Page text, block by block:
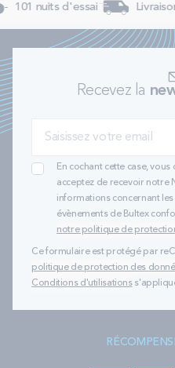
101 nuits d'essai
Recevez la
En cochant cette case,
acceptez de recevoir notre
informations concernant
évènements de Bultex
notre politique de
Ce formulaire est protégé par
politique de protection des
Conditions d'utilisations